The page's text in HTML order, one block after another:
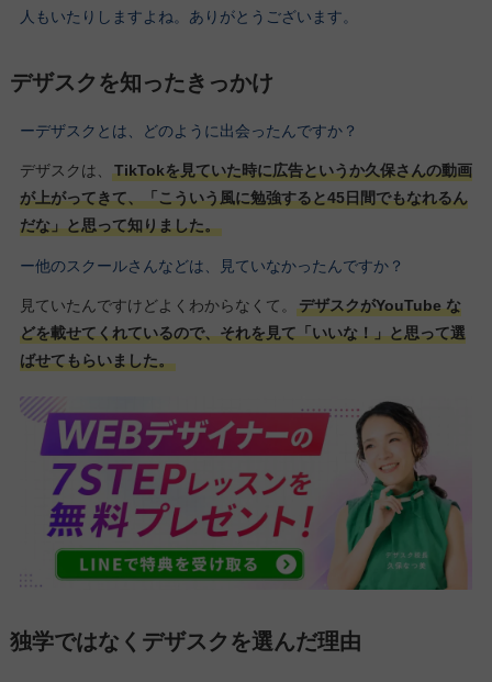
人もいたりしますよね。ありがとうございます。
デザスクを知ったきっかけ
ーデザスクとは、どのように出会ったんですか？
デザスクは、
TikTokを見ていた時に広告というか久保さんの動画
が上がってきて、「こういう風に勉強すると45日間でもなれるん
だな」と思って知りました。
ー他のスクールさんなどは、見ていなかったんですか？
見ていたんですけどよくわからなくて。
デザスクがYouTube な
どを載せてくれているので、それを見て「いいな！」と思って選
ばせてもらいました。
独学ではなくデザスクを選んだ理由